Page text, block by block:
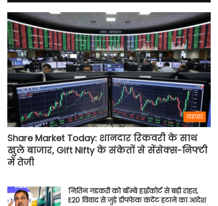
व्यापार
Share Market Today: शानदार रिकवरी के साथ
खुले बाजार, Gift Nifty के संकेतों से सेंसेक्स-निफ्टी
में तेजी
नितिन गडकरी को बॉम्बे हाईकोर्ट से बड़ी राहत,
E20 विवाद से जुड़े डीपफेक कंटेंट हटाने का आदेश